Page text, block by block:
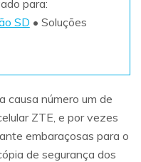
para:
SD • Soluções
causa número um de
ZTE, e por vezes
embaraçosas para o
de segurança dos